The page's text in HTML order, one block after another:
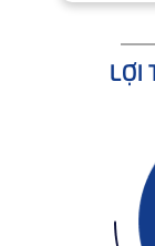
LỢI